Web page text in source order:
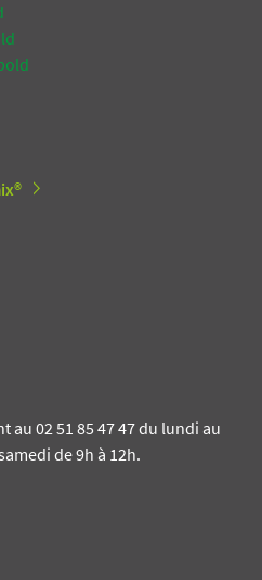
au 02 51 85 47 47 du lundi au
de 9h à 12h.